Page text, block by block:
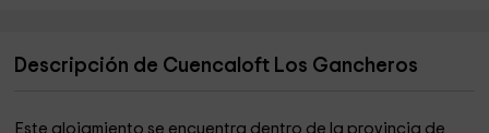
Descripción de Cuencaloft Los Gancheros
Este alojamiento se encuentra dentro de la provincia de